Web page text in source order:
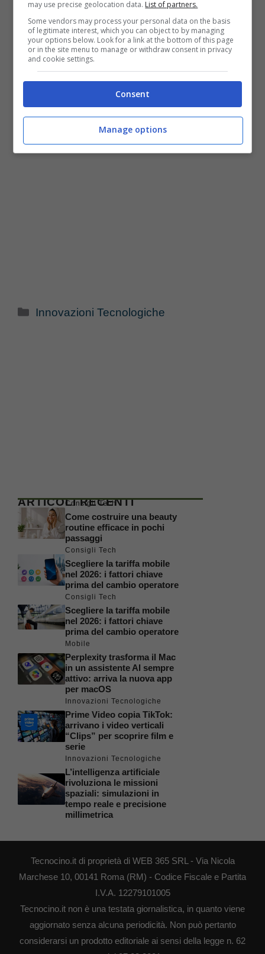
Categorie
Innovazioni Tecnologiche
ARTICOLI RECENTI
Consigli Tech
Come costruire una beauty
routine efficace in pochi
passaggi
Consigli Tech
Scegliere la tariffa mobile
nel 2026: i fattori chiave
prima del cambio operatore
Consigli Tech
Scegliere la tariffa mobile
nel 2026: i fattori chiave
prima del cambio operatore
Mobile
Perplexity trasforma il Mac
in un assistente AI sempre
attivo: arriva la nuova app
per macOS
Innovazioni Tecnologiche
Prime Video copia TikTok:
arrivano i video verticali
“Clips” per scoprire film e
serie
Innovazioni Tecnologiche
L’intelligenza artificiale
rivoluziona le missioni
spaziali: simulazioni in
tempo reale e precisione
millimetrica
Tecnocino.it di proprietà di WEB 365 SRL - Via Nicola
Marchese 10, 00141 Roma (RM) - Codice Fiscale e Partita
I.V.A. 12279101005
Tecnocino.it non è una testata giornalistica, in quanto viene
aggiornato senza alcuna periodicità. Non può pertanto
considerarsi un prodotto editoriale ai sensi della legge n. 62
may use precise geolocation data. List of partners.
Some vendors may process your personal data on the basis
of legitimate interest, which you can object to by managing
your options below. Look for a link at the bottom of this page
or in the site menu to manage or withdraw consent in privacy
and cookie settings.
Consent
Manage options